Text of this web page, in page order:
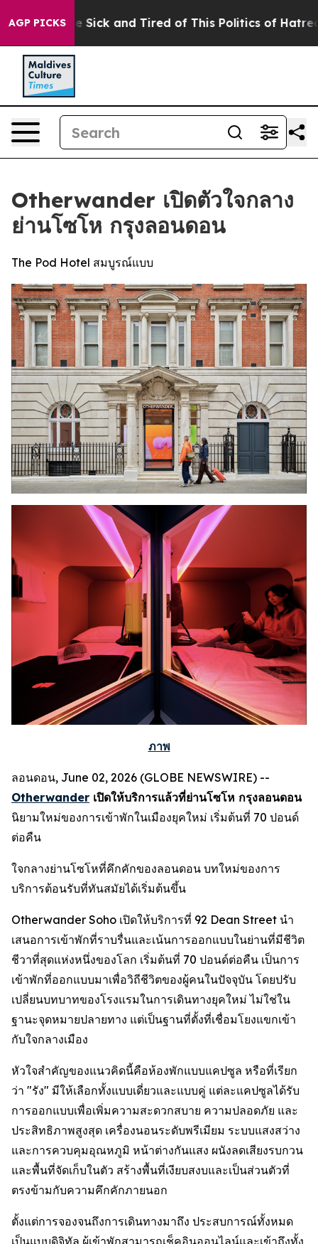
AGP PICKS
Are Sick and Tired of This Politics of Hatred” The
Otherwander เปิดตัวใจกลาง
ย่านโซโห กรุงลอนดอน
The Pod Hotel สมบูรณ์แบบ
ภาพ
ลอนดอน, June 02, 2026 (GLOBE NEWSWIRE) --
Otherwander เปิดให้บริการแล้วที่ย่านโซโห กรุงลอนดอน
นิยามใหม่ของการเข้าพักในเมืองยุคใหม่ เริ่มต้นที่ 70 ปอนด์
ต่อคืน
ใจกลางย่านโซโหที่คึกคักของลอนดอน บทใหม่ของการ
บริการต้อนรับที่ทันสมัยได้เริ่มต้นขึ้น
Otherwander Soho เปิดให้บริการที่ 92 Dean Street นำ
เสนอการเข้าพักที่ราบรื่นและเน้นการออกแบบในย่านที่มีชีวิต
ชีวาที่สุดแห่งหนึ่งของโลก เริ่มต้นที่ 70 ปอนด์ต่อคืน เป็นการ
เข้าพักที่ออกแบบมาเพื่อวิถีชีวิตของผู้คนในปัจจุบัน โดยปรับ
เปลี่ยนบทบาทของโรงแรมในการเดินทางยุคใหม่ ไม่ใช่ใน
ฐานะจุดหมายปลายทาง แต่เป็นฐานที่ตั้งที่เชื่อมโยงแขกเข้า
กับใจกลางเมือง
หัวใจสำคัญของแนวคิดนี้คือห้องพักแบบแคปซูล หรือที่เรียก
ว่า "รัง" มีให้เลือกทั้งแบบเดี่ยวและแบบคู่ แต่ละแคปซูลได้รับ
การออกแบบเพื่อเพิ่มความสะดวกสบาย ความปลอดภัย และ
ประสิทธิภาพสูงสุด เครื่องนอนระดับพรีเมียม ระบบแสงสว่าง
และการควบคุมอุณหภูมิ หน้าต่างกันแสง ผนังลดเสียงรบกวน
และพื้นที่จัดเก็บในตัว สร้างพื้นที่เงียบสงบและเป็นส่วนตัวที่
ตรงข้ามกับความคึกคักภายนอก
ตั้งแต่การจองจนถึงการเดินทางมาถึง ประสบการณ์ทั้งหมด
เป็นแบบดิจิทัล ผู้เข้าพักสามารถเช็คอินออนไลน์และเข้าถึงทั้ง